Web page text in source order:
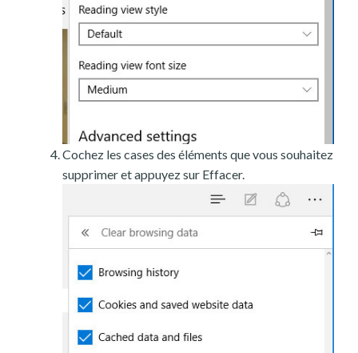
Cochez les cases des éléments que vous souhaitez
supprimer et appuyez sur Effacer.